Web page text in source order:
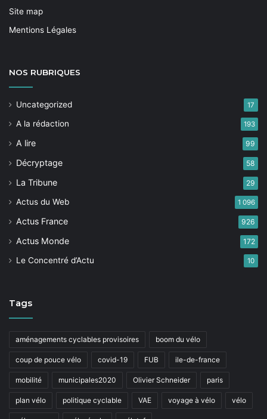
Site map
Mentions Légales
NOS RUBRIQUES
Uncategorized 17
A la rédaction 193
A lire 99
Décryptage 58
La Tribune 29
Actus du Web 1 096
Actus France 926
Actus Monde 172
Le Concentré d’Actu 10
Tags
aménagements cyclables provisoires boom du vélo
coup de pouce vélo covid-19 FUB ile-de-france
mobilité municipales2020 Olivier Schneider paris
plan vélo politique cyclable VAE voyage à vélo vélo